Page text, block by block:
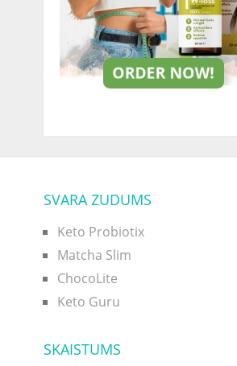
SVARA ZUDUMS
Keto Probiotix
Matcha Slim
ChocoLite
Keto Guru
SKAISTUMS